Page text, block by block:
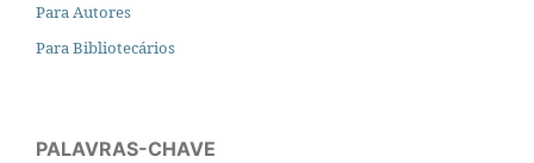
Para Autores
Para Bibliotecários
PALAVRAS-CHAVE